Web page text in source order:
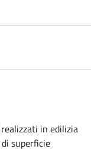
in edilizia
superficie